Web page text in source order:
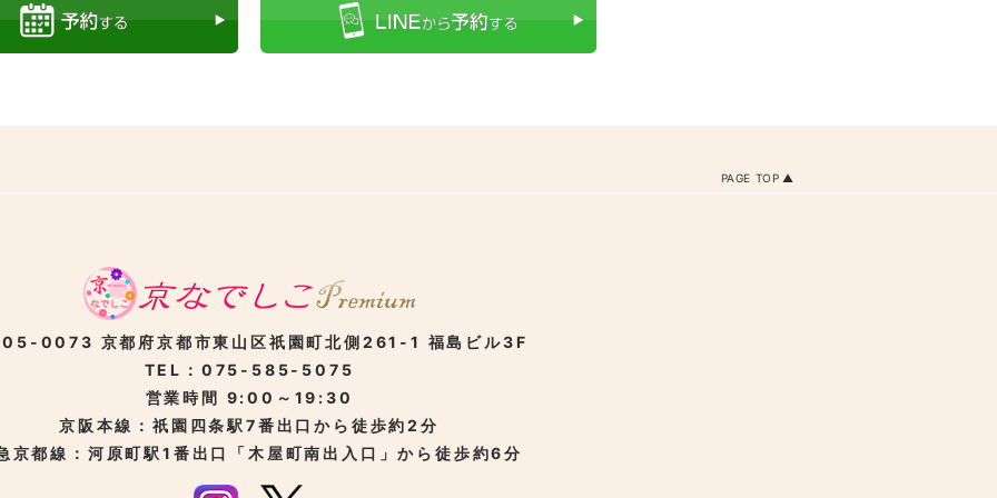
PAGE TOP
0073 京都府京都市東山区祇園町北側261-1 福島ビル3F
TEL：075-585-5075
営業時間 9:00～19:30
京阪本線：祇園四条駅7番出口から徒歩約2分
京都線：河原町駅 1番出口「木屋町南出入口」から徒歩約6分